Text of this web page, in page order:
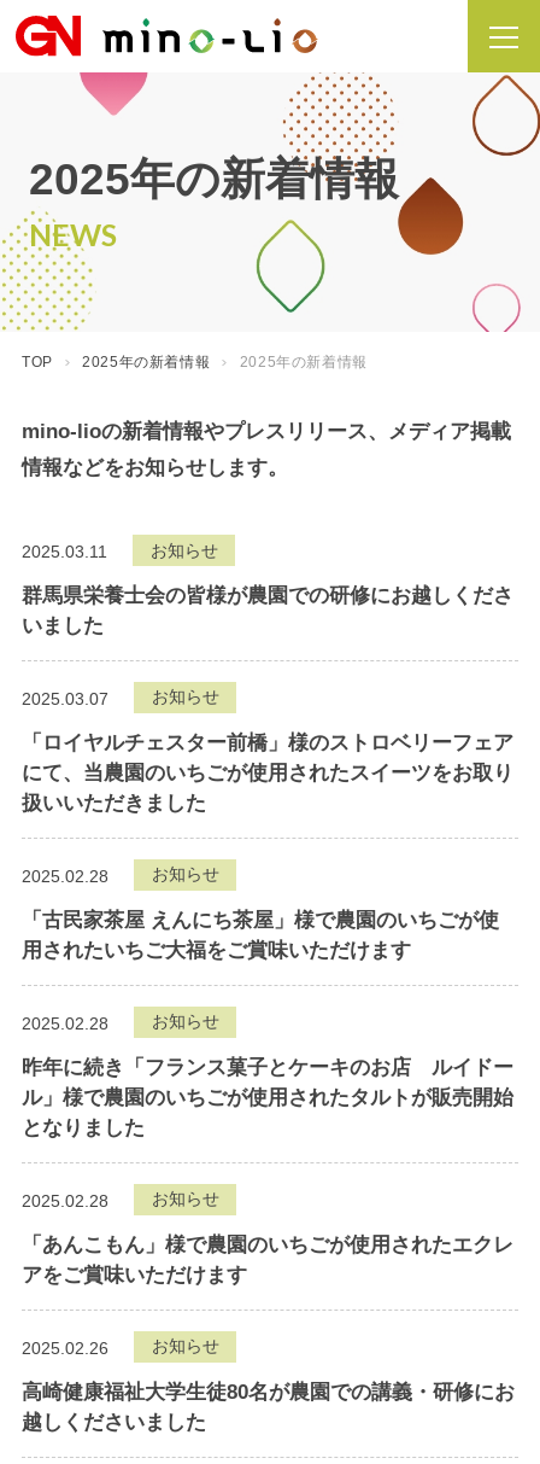
2025年の新着情報
NEWS
TOP 2025年の新着情報 2025年の新着情報
mino-lioの新着情報やプレスリリース、メディア掲載
情報などをお知らせします。
2025.03.11 お知らせ
群馬県栄養士会の皆様が農園での研修にお越しくださ
いました
2025.03.07 お知らせ
「ロイヤルチェスター前橋」様のストロベリーフェア
にて、当農園のいちごが使用されたスイーツをお取り
扱いいただきました
2025.02.28 お知らせ
「古民家茶屋 えんにち茶屋」様で農園のいちごが使
用されたいちご大福をご賞味いただけます
2025.02.28 お知らせ
昨年に続き「フランス菓子とケーキのお店 ルイドー
ル」様で農園のいちごが使用されたタルトが販売開始
となりました
2025.02.28 お知らせ
「あんこもん」様で農園のいちごが使用されたエクレ
アをご賞味いただけます
2025.02.26 お知らせ
高崎健康福祉大学生徒80名が農園での講義・研修にお
越しくださいました